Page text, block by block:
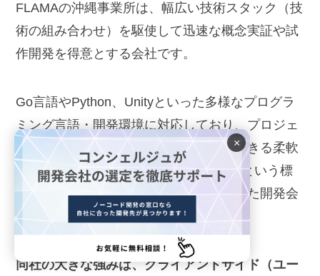
FLAMAの沖縄事業所は、幅広い技術スタック（技
術の組み合わせ）を駆使して迅速な概念実証や試
作開発を得意とする会社です。
Go言語やPython、Unityといった多様なプログラ
ミング言語・開発環境に対応しており、プロジェ
クトの要件に応じて最適な技術選択ができる柔軟
性を持っています。全ての評価項目で3という標
準的な評価を得ており、バランスの取れた開発会
社といえるでしょう。
同社の大きな強みは、クライアントサイド（ユー
×